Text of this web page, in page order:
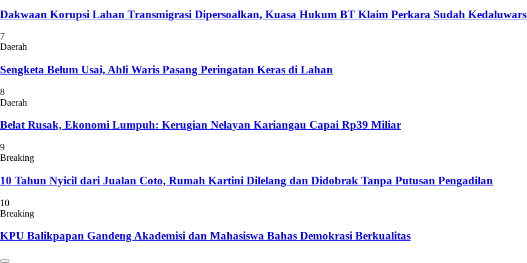
Dakwaan Korupsi Lahan Transmigrasi Dipersoalkan, Kuasa Hukum BT Klaim Perkara Sudah
7
Daerah
Sengketa Belum Usai, Ahli Waris Pasang Peringatan Keras di Lahan
8
Daerah
Belat Rusak, Ekonomi Lumpuh: Kerugian Nelayan Kariangau Capai Rp39 Miliar
9
Breaking
10 Tahun Nyicil dari Jualan Coto, Rumah Kartini Dilelang dan Didobrak Tanpa Putusan Pengadilan
10
Breaking
KPU Balikpapan Gandeng Akademisi dan Mahasiswa Bahas Demokrasi Berkualitas